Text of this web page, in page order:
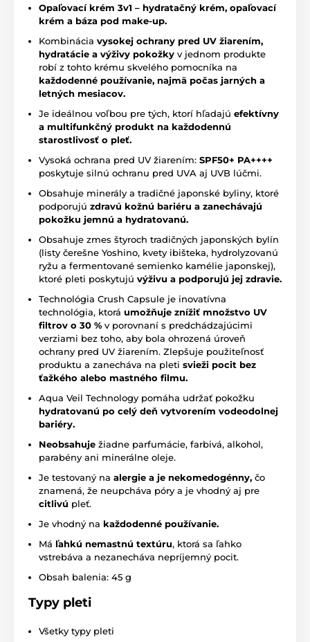
Opaľovací krém 3v1 – hydratačný krém, opaľovací
krém a báza pod make-up.
Kombinácia vysokej ochrany pred UV žiarením,
hydratácie a výživy pokožky v jednom produkte
robí z tohto krému skvelého pomocníka na
každodenné používanie, najmä počas jarných a
letných mesiacov.
Je ideálnou voľbou pre tých, ktorí hľadajú efektívny
a multifunkčný produkt na každodennú
starostlivosť o pleť.
Vysoká ochrana pred UV žiarením: SPF50+ PA++++
poskytuje silnú ochranu pred UVA aj UVB lúčmi.
Obsahuje minerály a tradičné japonské byliny, ktoré
podporujú zdravú kožnú bariéru a zanechávajú
pokožku jemnú a hydratovanú.
Obsahuje zmes štyroch tradičných japonských bylín
(listy čerešne Yoshino, kvety ibišteka, hydrolyzovanú
ryžu a fermentované semienko kamélie japonskej),
ktoré pleti poskytujú výživu a podporujú jej zdravie.
Technológia Crush Capsule je inovatívna
technológia, ktorá umožňuje znížiť množstvo UV
filtrov o 30 % v porovnaní s predchádzajúcimi
verziami bez toho, aby bola ohrozená úroveň
ochrany pred UV žiarením. Zlepšuje použiteľnosť
produktu a zanecháva na pleti svieži pocit bez
ťažkého alebo mastného filmu.
Aqua Veil Technology pomáha udržať pokožku
hydratovanú po celý deň vytvorením vodeodolnej
bariéry.
Neobsahuje žiadne parfumácie, farbivá, alkohol,
parabény ani minerálne oleje.
Je testovaný na alergie a je nekomedogénny, čo
znamená, že neupcháva póry a je vhodný aj pre
citlivú pleť.
Je vhodný na každodenné používanie.
Má ľahkú nemastnú textúru, ktorá sa ľahko
vstrebáva a nezanecháva nepríjemný pocit.
Obsah balenia: 45 g
Typy pleti
Všetky typy pleti